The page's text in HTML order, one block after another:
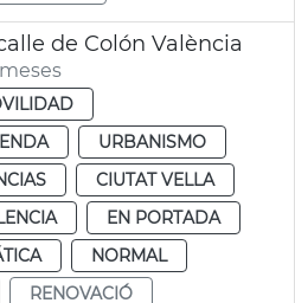
de Colón València
URBANISMO
CIUTAT VELLA
EN PORTADA
NORMAL
RENOVACIÓ